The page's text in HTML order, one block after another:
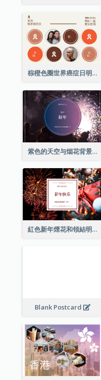
棕橙色圈世界癌症日明信片
紫色的天空与烟花背景新年明信片
紅色新年煙花和領結明信片
Blank Postcard